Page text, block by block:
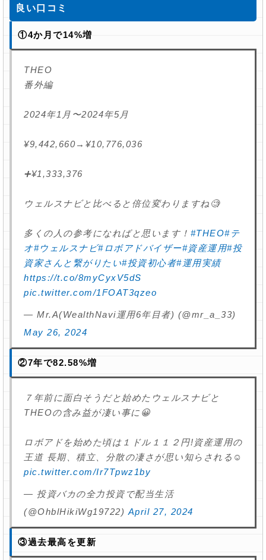
良い口コミ
①4か月で14%増
THEO
番外編
2024年1月〜2024年5月
¥9,442,660→¥10,776,036
➕¥1,333,376
ウェルスナビと比べると倍位変わりますね🧐
多くの人の参考になればと思います！ #THEO#テ
オ#ウェルスナビ#ロボアドバイザー#資産運用#投
資家さんと繋がりたい#投資初心者#運用実績
https://t.co/8myCyxV5dS
pic.twitter.com/1FOAT3qzeo
— Mr.A(WealthNavi運用6年目者) (@mr_a_33)
May 26, 2024
②7年で82.58%増
７年前に面白そうだと始めたウェルスナビと
THEOの含み益が凄い事に😀
ロボアドを始めた頃は１ドル１１２円!資産運用の
王道 長期、積立、分散の凄さが思い知らされる☺
pic.twitter.com/Ir7Tpwz1by
— 投資バカの全力投資で配当生活
(@OhblHikiWg19722) April 27, 2024
③過去最高を更新